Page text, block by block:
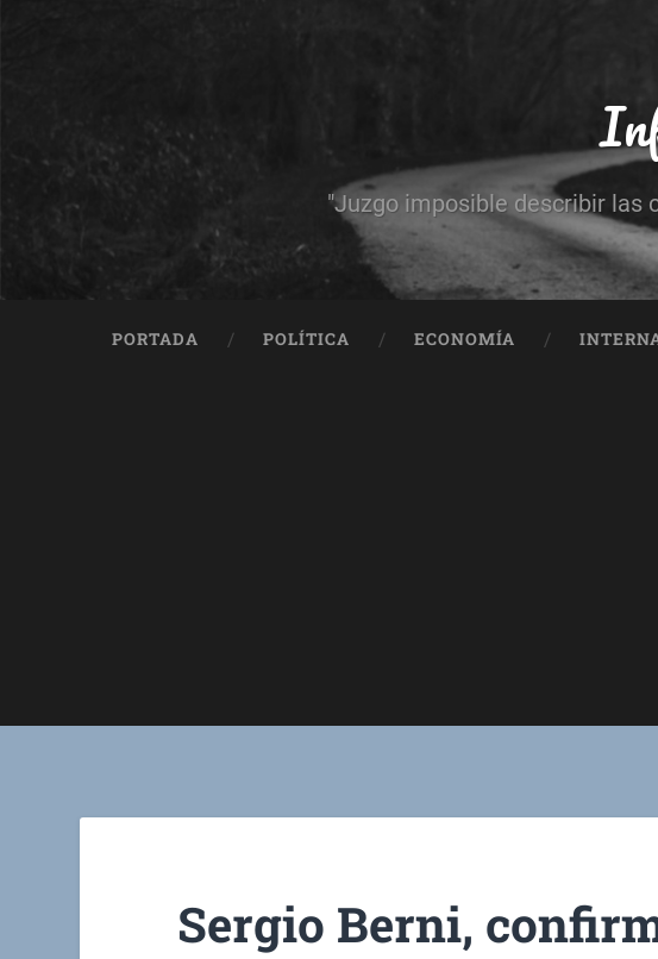
"Juzgo imposible describir las
PORTADA POLÍTICA ECONOMÍA
Sergio Berni,